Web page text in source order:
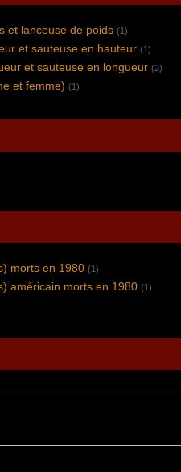
et lanceuse de poids (1)
et sauteuse en hauteur (1)
et sauteuse en longueur (2)
et femme) (1)
morts en 1980 (1)
américain morts en 1980 (1)